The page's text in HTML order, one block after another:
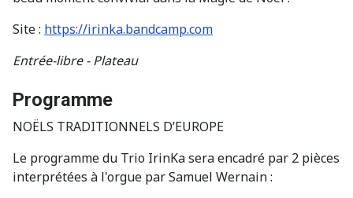
Site : https://irinka.bandcamp.com
Entrée-libre - Plateau
Programme
NOËLS TRADITIONNELS D’EUROPE
Le programme du Trio IrinKa sera encadré par 2 pièces
interprétées à l'orgue par Samuel Wernain :